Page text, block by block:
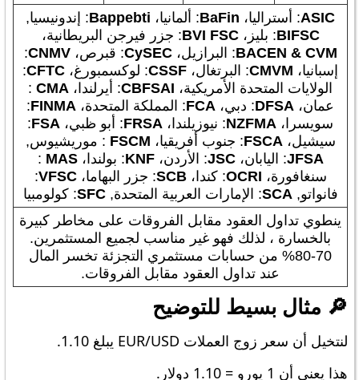
ASIC: أستراليا، BaFin: ألمانيا، Bappebti: إندونيسيا,
BIFSC: بليز،BVI FSC: جزر فيرجن البريطانية،
BACEN & CVM: البرازيل،CySEC: قبرص،CNMV
:
إسبانيا، CMVM: البرتغال، CSSF: لوكسمبورغ، CFTC
:
الولايات المتحدة الأمريكية، CBFSAI: أيرلندا، CMA
:
عمان، DFSA: دبي، FCA: المملكة المتحدة، FINMA
:
سويسرا،
NZFMA : نيوزيلندا، FRSA: أبو ظبي، FSA
:
سيشيل،FSCA: جنوب أفريقيا، FSCM : موريشيوس,
JFSA: اليابان،JSC: الأردن،KNF: بولندا،MAS
:
سنغافورة، OCRI: كندا،SCB: جزر البهاما،VFSC
:
فانواتو,SCA: الإمارات العربية المتحدة,SFC: كولومبيا
ينطوي تداول العقود مقابل الفروقات على مخاطر كبيرة
بالخسارة ، لذلك فهو غير مناسب لجميع المستثمرين.
70-80% من حسابات مستثمري التجزئة تخسر المال
عند تداول العقود مقابل الفروقات.
🔎 مثال بسيط للتوضيح
لنتخيل أن سعر زوج العملات EUR/USD يبلغ 1.10.
هذا يعني أن 1 يورو = 1.10 دولار.